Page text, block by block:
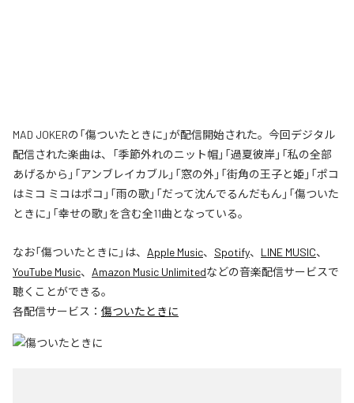
MAD JOKERの「傷ついたときに」が配信開始された。今回デジタル
配信された楽曲は、「季節外れのニット帽」「過夏彼岸」「私の全部
あげるから」「アンブレイカブル」「窓の外」「街角の王子と姫」「ポコ
はミコ ミコはポコ」「雨の歌」「だって沈んでるんだもん」「傷ついた
ときに」「幸せの歌」を含む全11曲となっている。
なお「傷ついたときに 」は、 Apple Music、 Spotify、 LINE MUSIC、
YouTube Music、 Amazon Music Unlimitedなどの音楽配信サービスで
聴くことができる。
各配信サービス： 傷ついたときに